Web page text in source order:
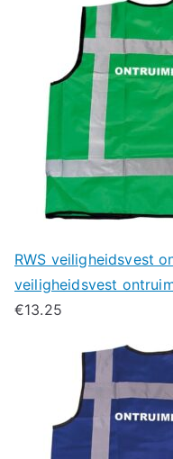
RWS veiligheidsvest
veiligheidsvest
€13.25